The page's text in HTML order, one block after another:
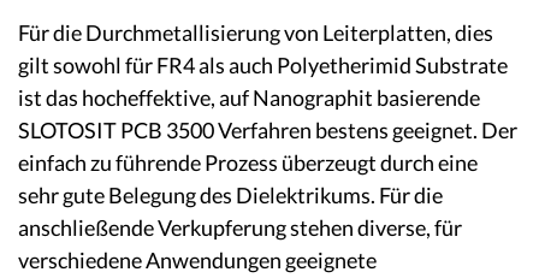
Für die Durchmetallisierung von Leiterplatten, dies
gilt sowohl für FR4 als auch Polyetherimid Substrate
ist das hocheffektive, auf Nanographit basierende
SLOTOSIT PCB 3500 Verfahren bestens geeignet. Der
einfach zu führende Prozess überzeugt durch eine
sehr gute Belegung des Dielektrikums. Für die
anschließende Verkupferung stehen diverse, für
verschiedene Anwendungen geeignete